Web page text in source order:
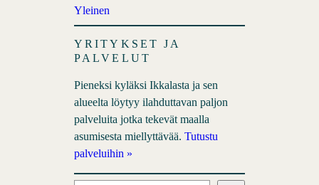
Yleinen
YRITYKSET JA
PALVELUT
Pieneksi kyläksi Ikkalasta ja sen
alueelta löytyy ilahduttavan paljon
palveluita jotka tekevät maalla
asumisesta miellyttävää. Tutustu
palveluihin »